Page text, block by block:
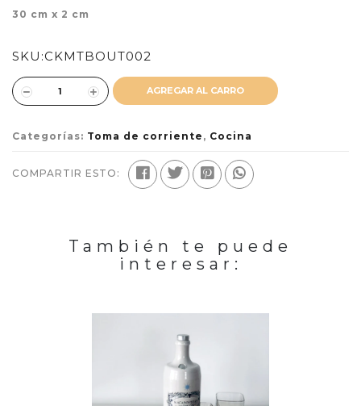
30 cm x 2 cm
SKU:CKMTBOUT002
AGREGAR AL CARRO
Categorías: Toma de corriente , Cocina
COMPARTIR ESTO:
También te puede
interesar: